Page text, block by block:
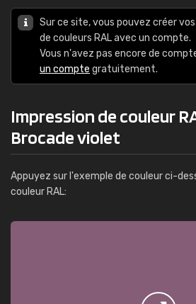
Sur ce site, vous pouvez créer
de couleurs RAL avec un compte.
Vous n'avez pas encore de
un compte gratuitement.
Impression de couleur
Brocade violet
Appuyez sur l'exemple de couleur ci-
couleur RAL: